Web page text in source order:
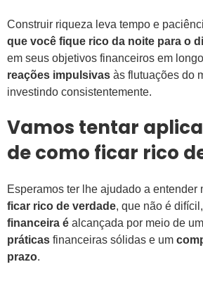
Construir riqueza leva tempo e
que você fique rico da noite para o
em seus objetivos financeiros em
reações impulsivas às flutuações do
investindo consistentemente.
Vamos tentar
de como ficar rico
Esperamos ter lhe ajudado a entender
ficar rico de verdade, que não é
financeira é alcançada por meio de um
práticas financeiras sólidas e um
prazo.